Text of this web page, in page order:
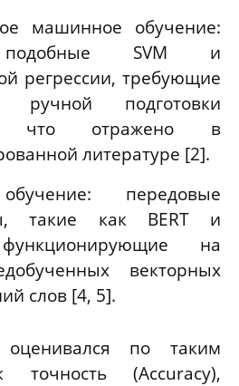
машинное обучение:
SVM и
регрессии, требующие
ручной подготовки
что отражено в
литературе [2].
передовые
такие как BERT и
на
векторных
слов [4, 5].
по таким
точность (Accuracy),